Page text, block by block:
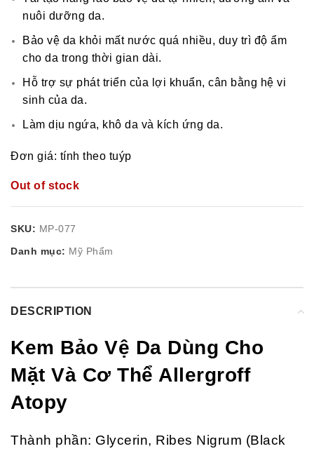
nuôi dưỡng da.
Bảo vệ da khỏi mất nước quá nhiều, duy trì độ ẩm
cho da trong thời gian dài.
Hỗ trợ sự phát triển của lợi khuẩn, cân bằng hệ vi
sinh của da.
Làm dịu ngứa, khô da và kích ứng da.
Đơn giá: tính theo tuýp
Out of stock
SKU: MP-077
Danh mục: Mỹ Phẩm
DESCRIPTION
Kem Bảo Vệ Da Dùng Cho
Mặt Và Cơ Thể Allergroff
Atopy
Thành phần: Glycerin, Ribes Nigrum (Black